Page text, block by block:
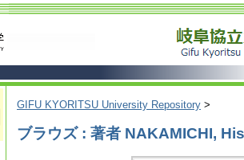
GIFU KYORITSU University Repository >
ブラウズ : 著者 NAKAMICHI,